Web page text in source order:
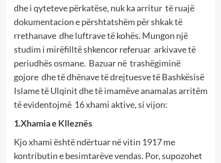
dhe i qyteteve përkatëse, nuk ka arritur të ruajë
dokumentacion e përshtatshëm për shkak të
rrethanave dhe luftrave të kohës. Mungon një
studim i mirëfilltë shkencor referuar arkivave të
periudhës osmane. Bazuar në trashëgiminë
gojore dhe të dhënave të drejtuesve të Bashkësisë
Islame të Ulqinit dhe të imamëve anamalas arritëm
të evidentojmë 16 xhami aktive, si vijon:
1.Xhamia e Klleznës
Kjo xhami është ndërtuar në vitin 1917 me
kontributin e besimtarëve vendas. Por, supozohet